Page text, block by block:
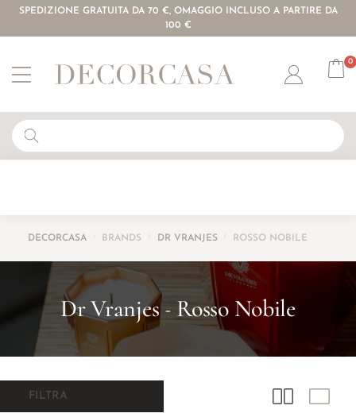
SPEDIZIONE GRATUITA DA 70 €, OMAGGIO INCLUSO A PARTIRE DA
100 €
Account
0
DECORCASA BRANDS DR VRANJES ROSSO NOBILE
Dr Vranjes- Rosso Nobile
FILTRA